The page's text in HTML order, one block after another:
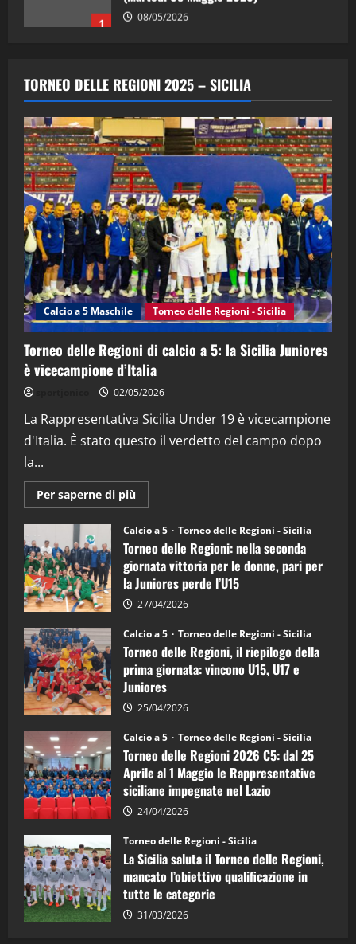
1 08/05/2026
2
“SportEmpire” in Podcast: 29^ Puntata
(Martedi 28 Aprile 2026)
28/04/2026
3
"SportEmpire" in Podcast
“SportEmpire” in Podcast: 28^ Puntata
(Martedi 21 Aprile 2026)
21/04/2026
4
"SportEmpire" in Podcast Sport News
“SportEmpire” in Podcast: 27^ Puntata
(Martedi 14 Aprile 2026)
15/04/2026
"SportEmpire" in Podcast
“SportEmpire” in Podcast: 26^ Puntata
08/04/2026
TORNEO DELLE REGIONI 2025 – SICILIA
Calcio a 5 Maschile Torneo delle Regioni - Sicilia
Torneo delle Regioni di calcio a 5: la Sicilia Juniores
è vicecampione d’Italia
02/05/2026
La Rappresentativa Sicilia Under 19 è vicecampione
d'Italia. È stato questo il verdetto del campo dopo
la...
Per saperne di più
informazioni
Torneo
delle
Regioni
di
calcio
a
5:
la
Juniores
è
vicecampione
d’Italia
Calcio a 5 Torneo delle Regioni - Sicilia
Torneo delle Regioni: nella seconda
giornata vittoria per le donne, pari per
la Juniores perde l’U15
27/04/2026
Calcio a 5 Torneo delle Regioni - Sicilia
Torneo delle Regioni, il riepilogo della
prima giornata: vincono U15, U17 e
Juniores
25/04/2026
Calcio a 5 Torneo delle Regioni - Sicilia
Torneo delle Regioni 2026 C5: dal 25
Aprile al 1 Maggio le Rappresentative
siciliane impegnate nel Lazio
24/04/2026
Torneo delle Regioni - Sicilia
La Sicilia saluta il Torneo delle Regioni,
mancato l’obiettivo qualificazione in
tutte le categorie
31/03/2026